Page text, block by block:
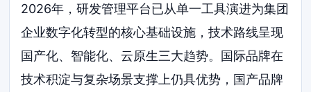
2026年，研发管理平台已从单一工具演进为集团
企业数字化转型的核心基础设施，技术路线呈现
国产化、智能化、云原生三大趋势。国际品牌在
技术积淀与复杂场景支撑上仍具优势，国产品牌